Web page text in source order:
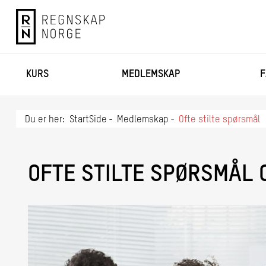
KURS MEDLEMSKAP
Du er her: StartSide Medlemskap Ofte stilte spørsmål
OFTE STILTE SPØRSMÅL